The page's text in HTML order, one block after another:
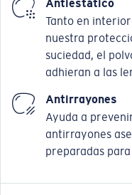
Antiestático
Tanto en
nuestra
suciedad, el
adhieran a las
Antirrayones
Ayuda a
antirrayones
preparadas